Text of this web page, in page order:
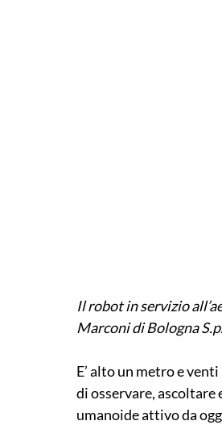
Il robot in servizio
Marconi di Bologna
E’ alto un metro e
di osservare, ascoltare
umanoide attivo da